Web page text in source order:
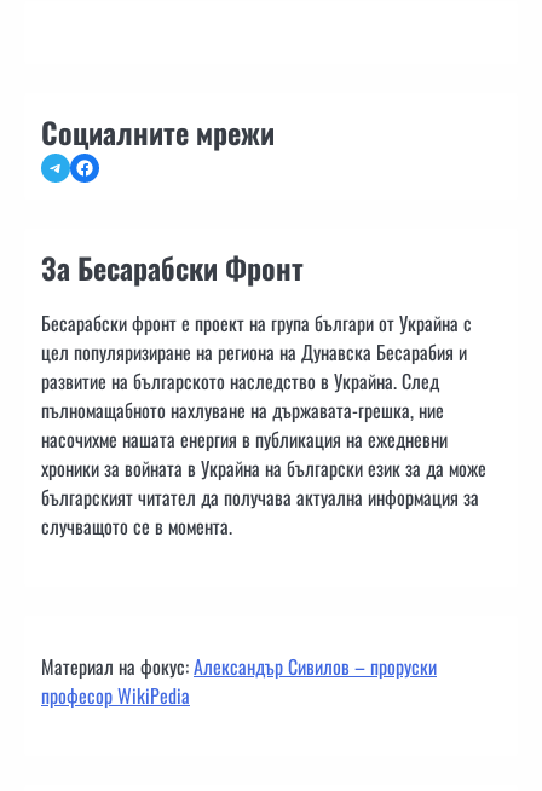
Социалните мрежи
TelegramFacebook
За Бесарабски Фронт
Бесарабски фронт е проект на група българи от Украйна с
цел популяризиране на региона на Дунавска Бесарабия и
развитие на българското наследство в Украйна. След
пълномащабното нахлуване на държавата-грешка, ние
насочихме нашата енергия в публикация на ежедневни
хроники за войната в Украйна на български език за да може
българският читател да получава актуална информация за
случващото се в момента.
Материал на фокус:Александър Сивилов – проруски
професор WikiPedia